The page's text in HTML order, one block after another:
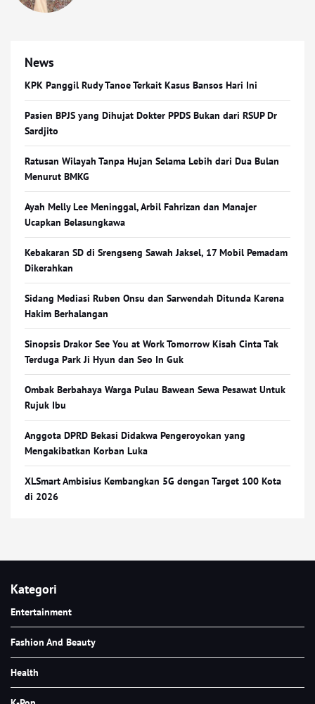
News
KPK Panggil Rudy Tanoe Terkait Kasus Bansos Hari Ini
Pasien BPJS yang Dihujat Dokter PPDS Bukan dari RSUP Dr
Sardjito
Ratusan Wilayah Tanpa Hujan Selama Lebih dari Dua Bulan
Menurut BMKG
Ayah Melly Lee Meninggal, Arbil Fahrizan dan Manajer
Ucapkan Belasungkawa
Kebakaran SD di Srengseng Sawah Jaksel, 17 Mobil Pemadam
Dikerahkan
Sidang Mediasi Ruben Onsu dan Sarwendah Ditunda Karena
Hakim Berhalangan
Sinopsis Drakor See You at Work Tomorrow Kisah Cinta Tak
Terduga Park Ji Hyun dan Seo In Guk
Ombak Berbahaya Warga Pulau Bawean Sewa Pesawat Untuk
Rujuk Ibu
Anggota DPRD Bekasi Didakwa Pengeroyokan yang
Mengakibatkan Korban Luka
XLSmart Ambisius Kembangkan 5G dengan Target 100 Kota
di 2026
Kategori
Entertainment
Fashion And Beauty
Health